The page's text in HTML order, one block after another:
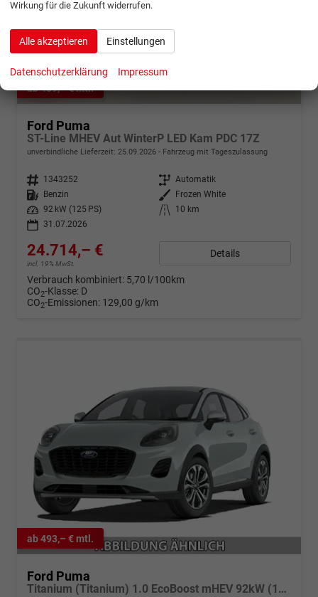
ab 489,– € mtl.
Ford Puma
ST-Line MHEV Aut WinterP LED Kam PDC 17Z
unverbindliche Lieferzeit: 25.09.2026 Fahrzeug mit Tageszulassung
Fahrzeugnr. 1343252 Getriebe Automatik
Kraftstoff
Benzin Außenfarbe
Frozen White
Leistung
92 kW (125 PS) Kilometerstand
10 km
31.07.2026
24.714,– €
incl. 19% MwSt.
Details
Verbrauch kombiniert: 5,70 l/100km
CO2-Klasse: D
CO2-Emissionen: 129,00 g/km
ab 493,– € mtl.
Ford Puma
Titanium (Titanium) 1.0 EcoBoost mHEV 92kW (125 PS) 7-Gang-DSG
Wirkung für die Zukunft widerrufen.
Alle akzeptieren Einstellungen
Datenschutzerklärung Impressum